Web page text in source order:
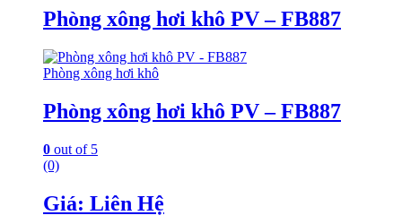
Phòng xông hơi khô PV – FB887
Phòng xông hơi khô
Phòng xông hơi khô PV – FB887
0 out of 5
(0)
Giá: Liên Hệ